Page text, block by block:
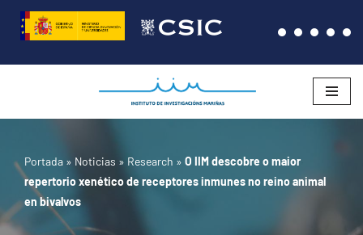
Saltar
al
Portada » Noticias » Research » O IIM descobre o maior
repertorio xenético de receptores inmunes no reino animal
en bivalvos